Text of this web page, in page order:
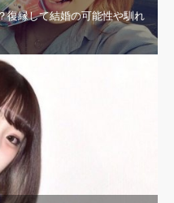
復縁して結婚の可能性や馴れ